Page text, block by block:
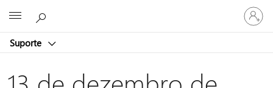
Suporte
Entre
em
sua